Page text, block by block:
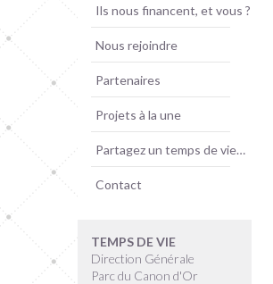
Ils nous financent, et vous ?
Nous rejoindre
Partenaires
Projets à la une
Partagez un temps de vie…
Contact
TEMPS DE VIE
Direction Générale
Parc du Canon d'Or